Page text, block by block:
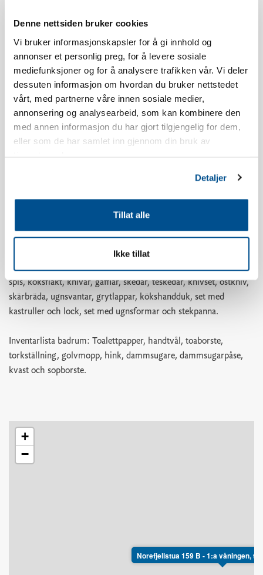
Denne nettsiden bruker cookies
Vi bruker informasjonskapsler for å gi innhold og
annonser et personlig preg, for å levere sosiale
mediefunksjoner og for å analysere trafikken vår. Vi deler
dessuten informasjon om hvordan du bruker nettstedet
vårt, med partnerne våre innen sosiale medier,
annonsering og analysearbeid, som kan kombinere den
med annen informasjon du har gjort tilgjengelig for dem,
eller som de har samlet inn gjennom din bruk av
Detaljer
Tillat alle
Ikke tillat
information.
Lägenheten har balkong i sydvästläge. Utsikten och läget
kommer variera beroende på vilket byggnad du bor i.
Lägenheten är nyuppförd.
kaffekoppar, kökspapper, kökshållare för papper, ugnssäker
brödkorg, durkslag, springform-set, bunke, skålset, små tallrikar,
djupa tallrikar, assietter, platta tallrikar, måttsatser, termoskanna,
kaffefilter, vattenkokare, kylskåp, frys, diskbänk, diskmaskin,
spis, köksfläkt, knivar, gafflar, skedar, teskedar, knivset, ostkniv,
skärbräda, ugnsvantar, grytlappar, kökshandduk, set med
kastruller och lock, set med ugnsformar och stekpanna.
Inventarlista badrum: Toalettpapper, handtvål, toaborste,
torkställning, golvmopp, hink, dammsugare, dammsugarpåse,
kvast och sopborste.
Norefjellstua 159 B - 1:a våningen,
+
−